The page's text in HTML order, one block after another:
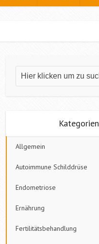
Kategorien
Allgemein
Autoimmune Schilddrüse
Endometriose
Ernährung
Fertilitätsbehandlung